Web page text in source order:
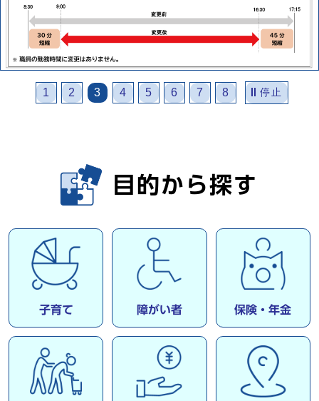
1 2 3 4 5 6 7 8 停止
目的から探す
子育て 障がい者 保険・年金